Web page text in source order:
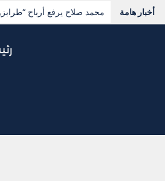
أخبار هامة نواب يفتحون ملف خطوط